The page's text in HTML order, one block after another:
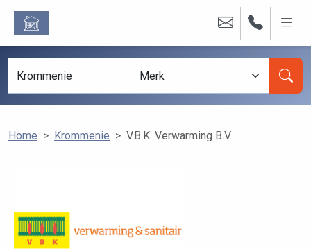
Home Krommenie V.B.K. Verwarming B.V.